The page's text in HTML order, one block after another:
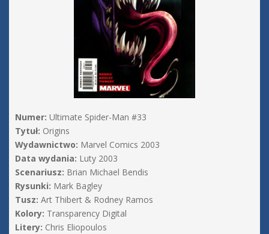
Numer: Ultimate Spider-Man #33
Tytuł: Origins
Wydawnictwo: Marvel Comics 2003
Data wydania: Luty 2003
Scenariusz: Brian Michael Bendis
Rysunki: Mark Bagley
Tusz: Art Thibert & Rodney Ramos
Kolory: Transparency Digital
Litery: Chris Eliopoulos